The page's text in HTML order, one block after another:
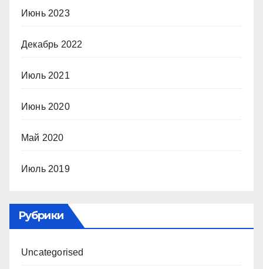
Июнь 2023
Декабрь 2022
Июль 2021
Июнь 2020
Май 2020
Июль 2019
Рубрики
Uncategorised